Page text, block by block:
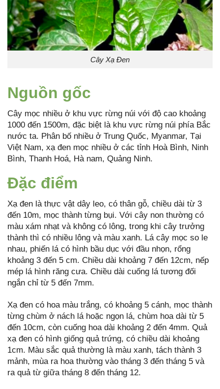
Cây Xạ Đen
Nguồn gốc
Cây mọc nhiều ở khu vực rừng núi với độ cao khoảng
1000 đến 1500m, đặc biệt là khu vực rừng núi phía Bắc
nước ta. Phân bố nhiều ở Trung Quốc, Myanmar, Tại
Việt Nam, xạ đen mọc nhiều ở các tỉnh Hoà Bình, Ninh
Bình, Thanh Hoá, Hà nam, Quảng Ninh.
Đặc điểm
Xạ đen là thực vật dây leo, có thân gỗ, chiều dài từ 3
đến 10m, mọc thành từng bụi. Với cây non thường có
màu xám nhạt và không có lông, trong khi cây trưởng
thành thì có nhiều lông và màu xanh. Lá cây mọc so le
nhau, phiến lá có hình bầu dục với đầu nhọn, rổng
khoảng 3 đến 5 cm. Chiều dài khoảng 7 đến 12cm, nếp
mép lá hình răng cưa. Chiều dài cuống lá tương đối
ngắn chỉ từ 5 đến 7mm.
Xạ đen có hoa màu trắng, có khoảng 5 cánh, mọc thành
từng chùm ở nách lá hoặc ngọn lá, chùm hoa dài từ 5
đến 10cm, còn cuống hoa dài khoảng 2 đến 4mm. Quả
xạ đen có hình giống quả trứng, có chiều dài khoảng
1cm. Màu sắc quả thường là màu xanh, tách thành 3
mảnh, mùa ra hoa thường vào tháng 3 đến tháng 5 và
ra quả từ giữa tháng 8 đến tháng 12.